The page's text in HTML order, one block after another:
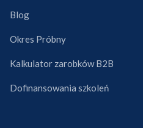
Blog
Okres Próbny
Kalkulator zarobków B2B
Dofinansowania szkoleń